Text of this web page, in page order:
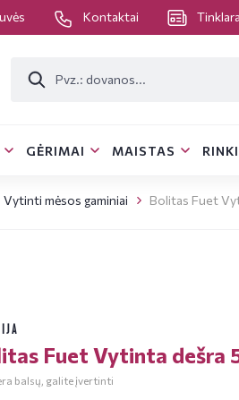
Kontaktai
GĖRIMAI MAISTAS
Vytinti mėsos gaminiai Bolitas Fuet
Fuet Vytinta dešra
balsų, galite įvertinti